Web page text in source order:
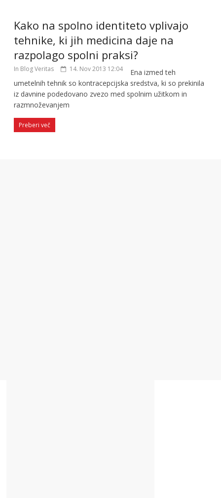
Kako na spolno identiteto vplivajo
tehnike, ki jih medicina daje na
razpolago spolni praksi?
In Blog Veritas 14. Nov 2013 12:04
Ena izmed teh
umetelnih tehnik so kontracepcijska sredstva, ki so prekinila
iz davnine podedovano zvezo med spolnim užitkom in
razmnoževanjem
Preberi več